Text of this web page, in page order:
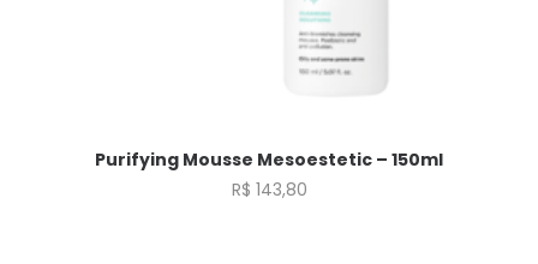
Purifying Mousse Mesoestetic – 150ml
R$ 143,80